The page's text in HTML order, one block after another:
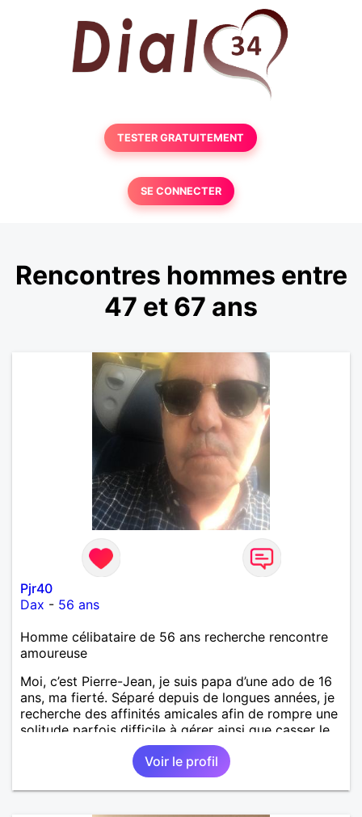
TESTER GRATUITEMENT
SE CONNECTER
Rencontres hommes entre
47 et 67 ans
Pjr40
Dax - 56 ans
Homme célibataire de 56 ans recherche rencontre
amoureuse
Moi, c’est Pierre-Jean, je suis papa d’une ado de 16
ans, ma fierté. Séparé depuis de longues années, je
recherche des affinités amicales afin de rompre une
solitude parfois difficile à gérer ainsi que casser le
vague à l’âme. L’amitié reste extrêmement
importante à mes yeux mais peut se décliner en des
sentiments plus puissants. « Le temps fera son
œuvre » disait Arthur Schopenhauer, philosophe
Voir le profil